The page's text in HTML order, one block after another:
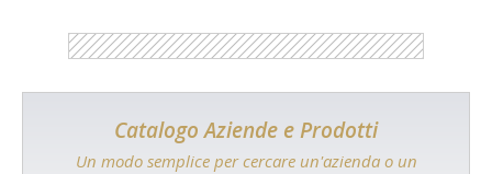
Catalogo Aziende e Prodotti
Un modo semplice per cercare un'azienda o un